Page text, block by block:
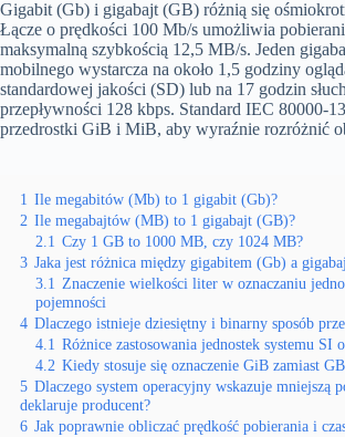
Gigabit (Gb) i gigabajt (GB) różnią się
Łącze o prędkości 100 Mb/s umożliwia
maksymalną szybkością 12,5 MB/s. Jeden
mobilnego wystarcza na około 1,5 godziny
standardowej jakości (SD) lub na 17 godzin
przepływności 128 kbps. Standard IEC 80000-
przedrostki GiB i MiB, aby wyraźnie rozróżnić
1 Ile megabitów (Mb) to 1 gigabit (Gb)?
2 Ile megabajtów (MB) to 1 gigabajt (GB)?
2.1 Czy 1 GB to 1000 MB, czy 1024 MB?
3 Jaka jest różnica między gigabitem (Gb) a
3.1 Znaczenie wielkości liter w oznaczaniu
pojemności
4 Dlaczego istnieje dziesiętny i binarny sposób
4.1 Różnice zastosowania jednostek systemu SI
4.2 Kiedy stosuje się oznaczenie GiB zamiast
5 Dlaczego system operacyjny wskazuje mniejszą
deklaruje producent?
6 Jak poprawnie obliczać prędkość pobierania i